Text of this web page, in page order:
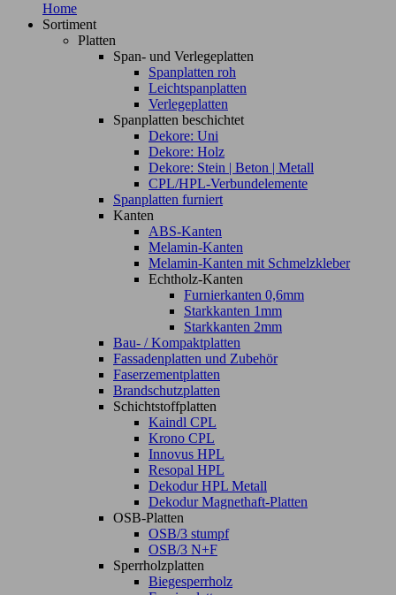
Home
Sortiment
Platten
Span- und Verlegeplatten
Spanplatten roh
Leichtspanplatten
Verlegeplatten
Spanplatten beschichtet
Dekore: Uni
Dekore: Holz
Dekore: Stein | Beton | Metall
CPL/HPL-Verbundelemente
Spanplatten furniert
Kanten
ABS-Kanten
Melamin-Kanten
Melamin-Kanten mit Schmelzkleber
Echtholz-Kanten
Furnierkanten 0,6mm
Starkkanten 1mm
Starkkanten 2mm
Bau- / Kompaktplatten
Fassadenplatten und Zubehör
Faserzementplatten
Brandschutzplatten
Schichtstoffplatten
Kaindl CPL
Krono CPL
Innovus HPL
Resopal HPL
Dekodur HPL Metall
Dekodur Magnethaft-Platten
OSB-Platten
OSB/3 stumpf
OSB/3 N+F
Sperrholzplatten
Biegesperrholz